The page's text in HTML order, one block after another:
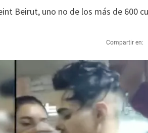
Beirut, uno no de los más de 600
Compartir en: